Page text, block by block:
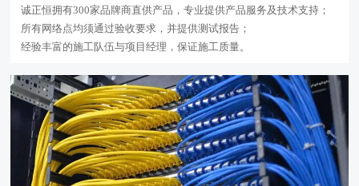
诚正恒拥有300家品牌商直供产品，专业提供产品服务及技术支持；
所有网络点均须通过验收要求，并提供测试报告；
经验丰富的施工队伍与项目经理，保证施工质量。